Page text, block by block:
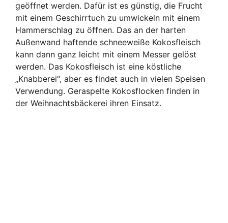
geöffnet werden. Dafür ist es günstig, die Frucht
mit einem Geschirrtuch zu umwickeln mit einem
Hammerschlag zu öffnen. Das an der harten
Außenwand haftende schneeweiße Kokosfleisch
kann dann ganz leicht mit einem Messer gelöst
werden. Das Kokosfleisch ist eine köstliche
„Knabberei“, aber es findet auch in vielen Speisen
Verwendung. Geraspelte Kokosflocken finden in
der Weihnachtsbäckerei ihren Einsatz.